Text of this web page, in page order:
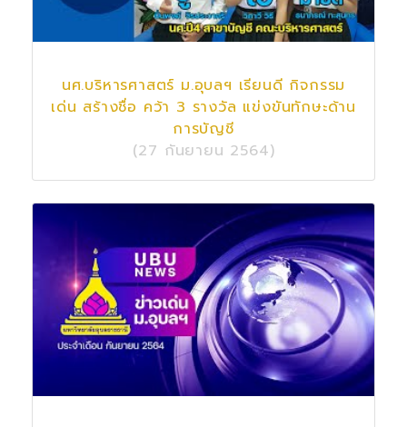
นศ.บริหารศาสตร์ ม.อุบลฯ เรียนดี กิจกรรม
เด่น สร้างชื่อ คว้า 3 รางวัล แข่งขันทักษะด้าน
การบัญชี
(27 กันยายน 2564)